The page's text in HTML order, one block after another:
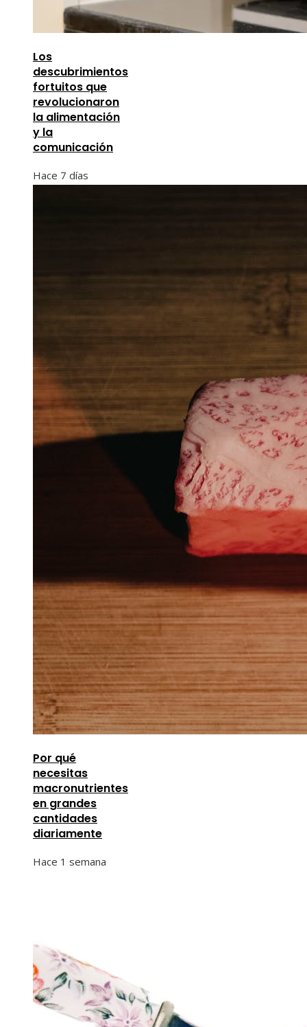
Los
descubrimientos
fortuitos que
revolucionaron
la alimentación
y la
comunicación
Hace 7 días
Por qué
necesitas
macronutrientes
en grandes
cantidades
diariamente
Hace 1 semana